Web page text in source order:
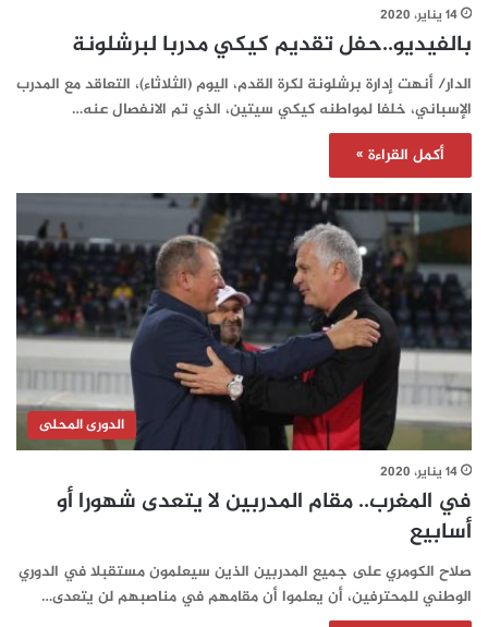
14 يناير، 2020
بالفيديو..حفل تقديم كيكي مدربا لبرشلونة
الدار/ أنهت إدارة برشلونة لكرة القدم، اليوم (الثلاثاء)، التعاقد مع المدرب
الإسباني، خلفا لمواطنه كيكي سيتين، الذي تم الانفصال عنه…
أكمل القراءة »
الدورى المحلى
14 يناير، 2020
في المغرب.. مقام المدربين لا يتعدى شهورا أو
أسابيع
صلاح الكومري على جميع المدربين الذين سيعلمون مستقبلا في الدوري
الوطني للمحترفين، أن يعلموا أن مقامهم في مناصبهم لن يتعدى…